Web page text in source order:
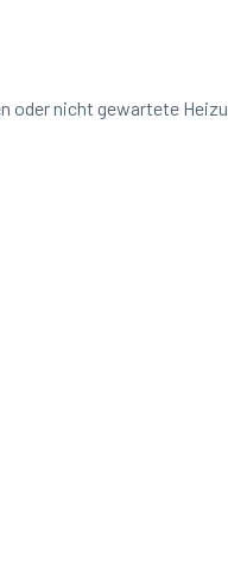
oder nicht gewartete